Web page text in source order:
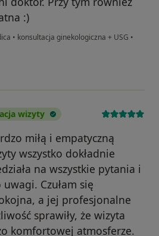
:)
• konsultacja ginekologiczna + USG •
wizyty
miłą i empatyczną
wszystko dokładnie
na wszystkie pytania i
Czułam się
a jej profesjonalne
sprawiły, że wizyta
komfortowej atmosferze.